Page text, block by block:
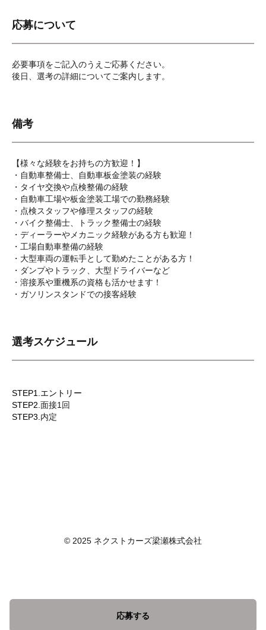
応募する
応募について
必要事項をご記入のうえご応募ください。
後日、選考の詳細についてご案内します。
備考
【様々な経験をお持ちの方歓迎！】
・自動車整備士、自動車板金塗装の経験
・タイヤ交換や点検整備の経験
・自動車工場や板金塗装工場での勤務経験
・点検スタッフや修理スタッフの経験
・バイク整備士、トラック整備士の経験
・ディーラーやメカニック経験がある方も歓迎！
・工場自動車整備の経験
・大型車両の運転手として勤めたことがある方！
・ダンプやトラック、大型ドライバーなど
・溶接系や重機系の資格も活かせます！
・ガソリンスタンドでの接客経験
選考スケジュール
STEP1.エントリー
STEP2. 面接1回
STEP3. 内定
© 2025 ネクストカーズ梁瀬株式会社